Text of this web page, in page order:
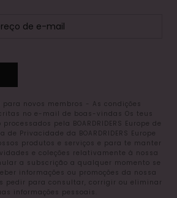
novos membros - As condições
no e-mail de boas-vindas Os teus
pela BOARDRIDERS Europe de
Privacidade da BOARDRIDERS Europe
produtos e serviços e para te manter
e coleções relativamente à nossa
a subscrição a qualquer momento se
informações ou promoções da nossa
pedir para consultar, corrigir ou eliminar
informações pessoais.